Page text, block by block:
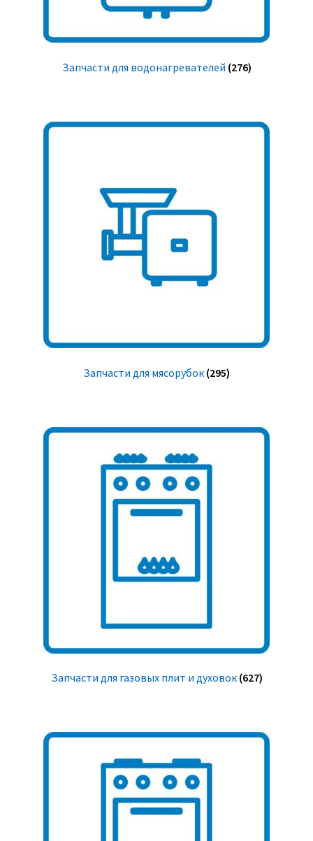
Запчасти для водонагревателей (276)
Запчасти для мясорубок (295)
Запчасти для газовых плит и духовок (627)